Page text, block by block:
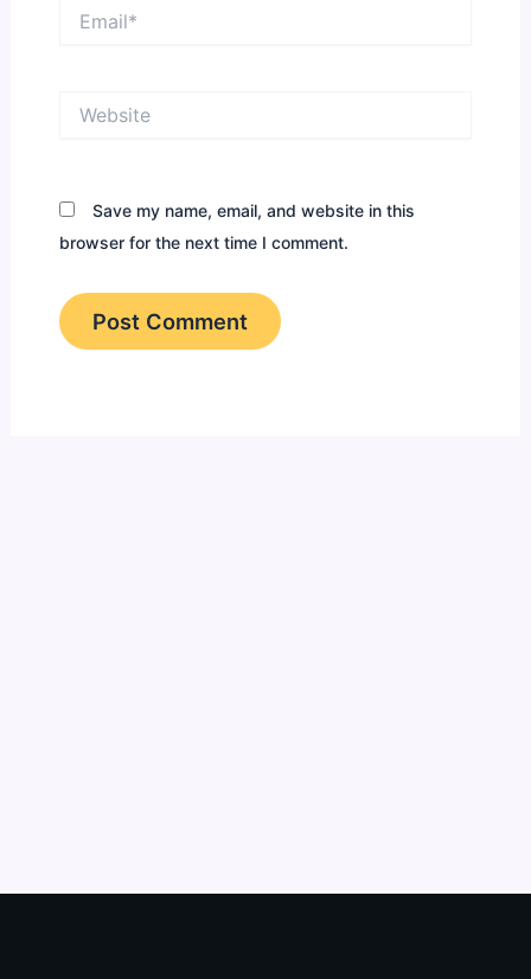
Save my name, email, and website in this
browser for the next time I comment.